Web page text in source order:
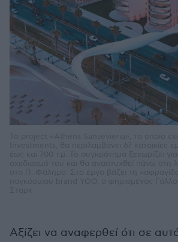
Αξίζει να αναφερθεί ότι σε